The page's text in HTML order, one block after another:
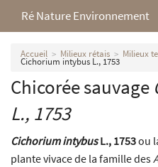
Ré Nature Environnement
L’association
Milieux rétais
Nos parutions
Accueil Milieux rétais Milieux
Cichorium intybus L., 1753
Chicorée sauvage
L., 1753
Cichorium intybusL., 1753ou
plante vivace de la famille des